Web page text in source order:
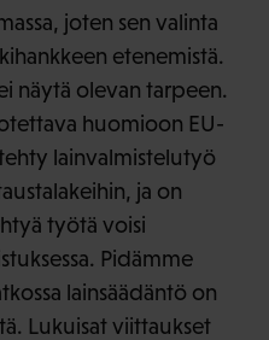
joten sen valinta
etenemistä.
näytä olevan tarpeen.
huomioon EU-
lainvalmistelutyö
ja on
työtä voisi
Pidämme
lainsäädäntö on
Lukuisat viittaukset